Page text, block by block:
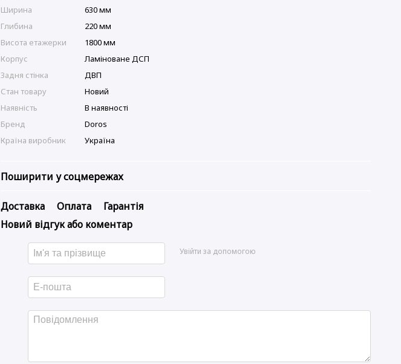
Ширина
630 мм
Глибина
220 мм
Висота етажерки
1800 мм
Корпус
Ламіноване ДСП
Задня стінка
ДВП
Стан товару
Новий
Наявність
В наявності
Бренд
Doros
Країна виробник
Україна
Поширити у соцмережах
Доставка Оплата
Гарантія
Новий відгук або коментар
Увійти за допомогою